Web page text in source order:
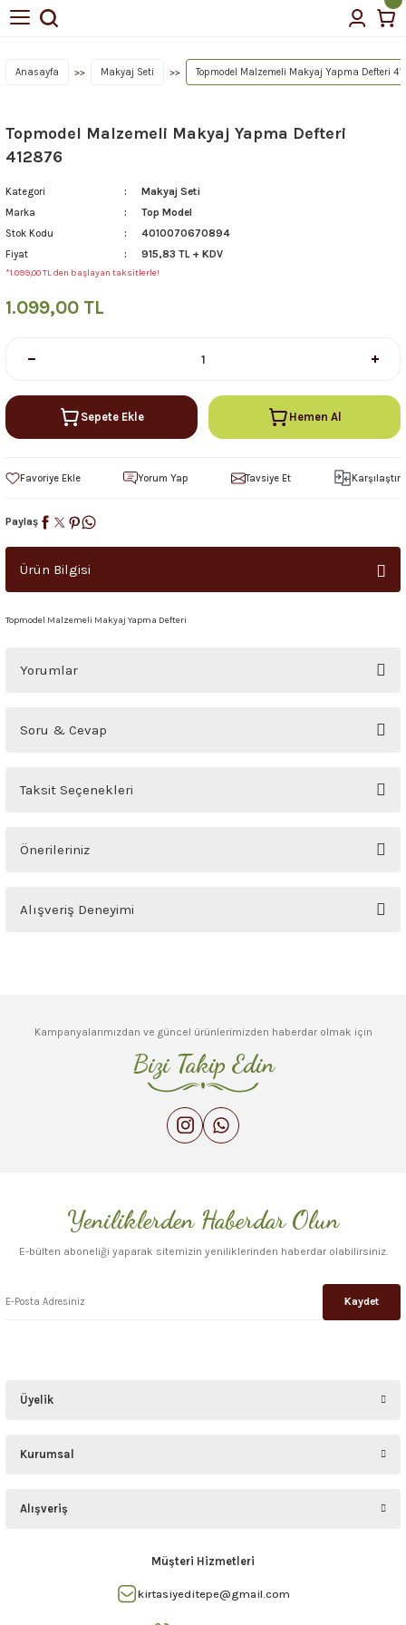
Anasayfa Makyaj Seti Topmodel Malzemeli Makyaj Yapma Defteri
Topmodel Malzemeli Makyaj Yapma Defteri
412876
Kategori Makyaj Seti
Marka Top Model
Stok Kodu 4010070670894
Fiyat 915,83 TL + KDV
*1.099,00 TL den başlayan taksitlerle!
1.099,00 TL
Sepete Ekle Hemen Al
Yorum Yap Tavsiye Et Karşılaştır
Paylaş
Ürün Bilgisi
Topmodel Malzemeli Makyaj Yapma Defteri
Yorumlar
Soru & Cevap
Ürün hakkında henüz soru sorulmamış.
Taksit Seçenekleri
Önerileriniz
Bu ürünün fiyat bilgisi, resim, ürün açıklamalarında ve diğer konularda
yetersiz gördüğünüz noktaları öneri formunu kullanarak tarafımıza
Ürün açıklamasında eksik bilgiler bulunuyor.
Ürün bilgilerinde hatalar bulunuyor.
Ürün fiyatı diğer sitelerden daha pahalı.
Gönder
Alışveriş Deneyimi
Kampanyalarımızdan ve güncel ürünlerimizden haberdar olmak için
Bizi Takip Edin
Yeniliklerden Haberdar Olun
E-bülten aboneliği yaparak sitemizin yeniliklerinden haberdar olabilirsiniz.
Kaydet
Üyelik
Kurumsal
Alışveriş
Müşteri Hizmetleri
kirtasiyeditepe@gmail.com